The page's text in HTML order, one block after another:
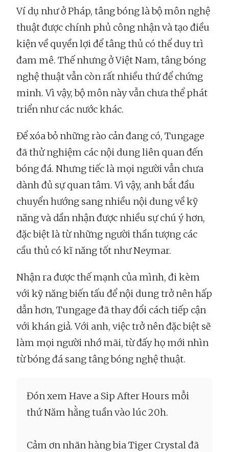
Ví dụ như ở Pháp, tâng bóng là bộ môn nghệ
thuật được chính phủ công nhận và tạo điều
kiện về quyền lợi để tâng thủ có thể duy trì
đam mê. Thế nhưng ở Việt Nam, tâng bóng
nghệ thuật vẫn còn rất nhiều thứ để chứng
minh. Vì vậy, bộ môn này vẫn chưa thể phát
triển như các nước khác.
Để xóa bỏ những rào cản đang có, Tungage
đã thử nghiệm các nội dung liên quan đến
bóng đá. Nhưng tiếc là mọi người vẫn chưa
dành đủ sự quan tâm. Vì vậy, anh bắt đầu
chuyển hướng sang nhiều nội dung về kỹ
năng và dần nhận được nhiều sự chú ý hơn,
đặc biệt là từ những người thần tượng các
cầu thủ có kĩ năng tốt như Neymar.
Nhận ra được thế mạnh của mình, đi kèm
với kỹ năng biến tấu để nội dung trở nên hấp
dẫn hơn, Tungage đã thay đổi cách tiếp cận
với khán giả. Với anh, việc trở nên đặc biệt sẽ
làm mọi người nhớ mãi, từ đấy họ mới nhìn
từ bóng đá sang tâng bóng nghệ thuật.
Đón xem Have a Sip After Hours mỗi
thứ Năm hằng tuần vào lúc 20h.
Cảm ơn nhãn hàng bia Tiger Crystal đã